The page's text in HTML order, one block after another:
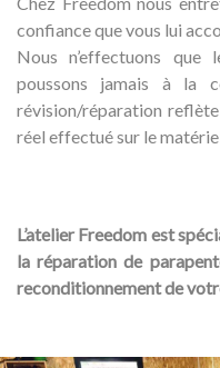
confiance que vous lui
Nous n’effectuons que
poussons jamais à la
révision/réparation
réel effectué sur le
L’atelier Freedom est
la réparation de
reconditionnement de